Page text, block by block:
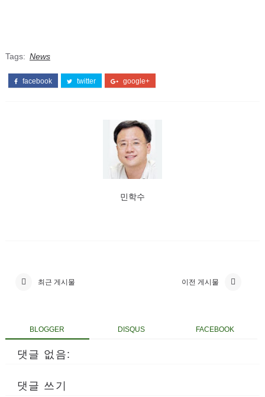
Tags: News
facebook twitter google+
민학수
최근 게시물 이전 게시물
BLOGGER DISQUS FACEBOOK
댓글 없음:
댓글 쓰기